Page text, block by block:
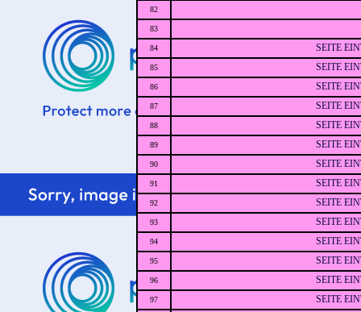
82
83
84 SEITE
85 SEITE
86 SEITE
87 SEITE
88 SEITE
89 SEITE
90 SEITE
91 SEITE
92 SEITE
93 SEITE
94 SEITE
95 SEITE
96 SEITE
97 SEITE